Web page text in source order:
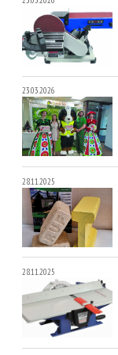
23.03.2026
28.11.2025
28.11.2025